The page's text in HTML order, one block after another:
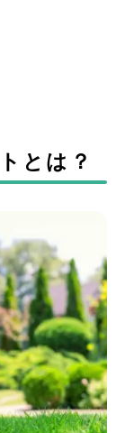
とは？